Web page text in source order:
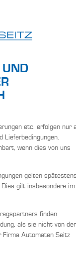
UND
etc. erfolgen nur
Lieferbedingungen.
wenn dies von uns
gelten
gilt insbesondere im
finden
als sie nicht von
Firma Automaten Seitz